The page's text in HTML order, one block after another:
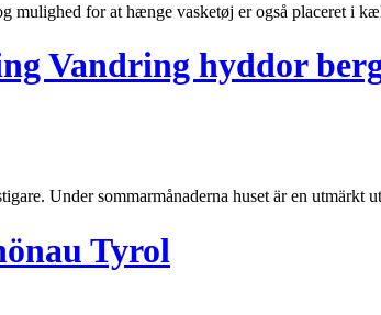
for at hænge vasketøj er også placeret i
Vandring hyddor
Under sommarmånaderna husetär en utmärkt
Tyrol